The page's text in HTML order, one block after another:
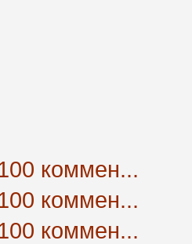
коммен...
коммен...
коммен...